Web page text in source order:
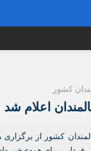
کشور
اعلام شد
شما، پس از تایید توسط
فارسی یا غیر مرتبط